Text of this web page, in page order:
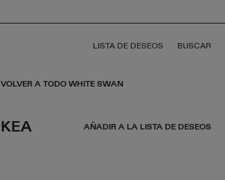
LISTA DE DESEOS BUSCAR
VOLVER A TODO WHITE SWAN
KEA AÑADIR A LA LISTA DE DESEOS